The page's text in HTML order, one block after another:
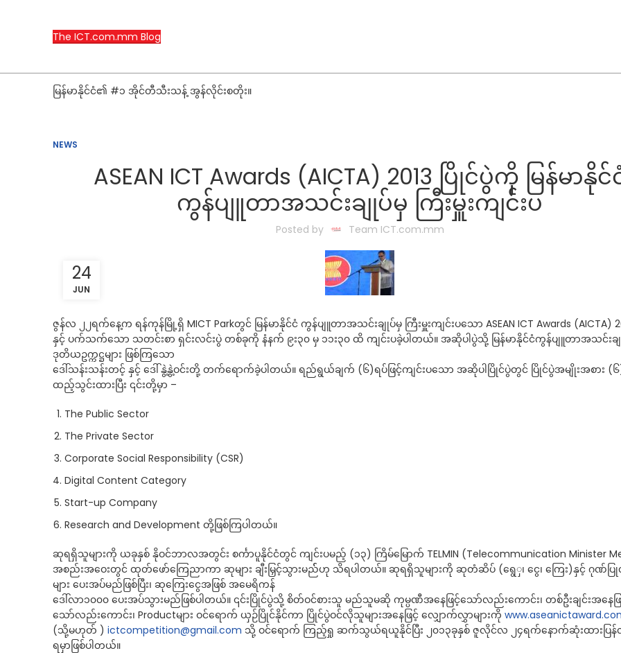
The ICT.com.mm Blog
မြန်မာနိုင်ငံ၏ #၁ အိုင်တီသီးသန့် အွန်လိုင်းစတိုး။
NEWS
ASEAN ICT Awards (AICTA) 2013 ပြိုင်ပွဲကို မြန်မာနိုင်
ကွန်ပျူတာအသင်းချုပ်မှ ကြီးမှူးကျင်းပ
Posted by Team ICT.com.mm
24
JUN
ဇွန်လ ၂၂ရက်နေ့က ရန်ကုန်မြို့ရှိ MICT Parkတွင် မြန်မာနိုင်ငံ ကွန်ပျူတာအသင်းချုပ်မှ ကြီးမှူးကျင်းပသော ASEAN ICT Awards (AICTA)
နှင့် ပက်သက်သော သတင်းစာ ရှင်းလင်းပွဲ တစ်ခုကို နံနက် ၉း၃၀ မှ ၁၁း၃၀ ထိ ကျင်းပခဲ့ပါတယ်။ အဆိုပါပွဲသို့ မြန်မာနိုင်ငံကွန်ပျူတာအသင်းခ
ဒုတိယဥက္ကဋ္ဌများ ဖြစ်ကြသော
ဒေါ်သန်းသန်းတင့် နှင့် ဒေါ်နွဲ့နွဲ့ဝင်းတို့ တက်ရောက်ခဲ့ပါတယ်။ ရည်ရွယ်ချက် (၆)ရပ်ဖြင့်ကျင်းပသော အဆိုပါပြိုင်ပွဲတွင် ပြိုင်ပွဲအမျိုးအစား (၆
ထည့်သွင်းထားပြီး ၎င်းတို့မှာ –
The Public Sector
The Private Sector
Corporate Social Responsibility (CSR)
Digital Content Category
Start-up Company
Research and Development တို့ဖြစ်ကြပါတယ်။
ဆုရရှိသူများကို ယခုနှစ် နိုဝင်ဘာလအတွင်း စင်္ကာပူနိုင်ငံတွင် ကျင်းပမည့် (၁၃) ကြိမ်မြောက် TELMIN (Telecommunication Minister
အစည်းအဝေးတွင် ထုတ်ဖော်ကြေညာကာ ဆုများ ချီးမြှင့်သွားမည််ဟု သိရပါတယ်။ ဆုရရှိသူများကို ဆုတံဆိပ် (ရွေှ၊ ငွေ၊ ကြေး)နှင့် ဂုဏ်
များ ပေးအပ်မည်ဖြစ်ပြီး၊ ဆုကြေးငွေအဖြစ် အမေရိကန်
ဒေါ်လာ၁၀၀၀ ပေးအပ်သွားမည်ဖြစ်ပါတယ်။ ၎င်းပြိုင်ပွဲသို့ စိတ်ဝင်စားသူ မည်သူမဆို ကုမ္ပဏီအနေဖြင့်သော်လည်းကောင်း၊ တစ်ဦးချင်းအနေဖ
သော်လည်းကောင်း၊ Productများ ဝင်ရောက် ယှဉ်ပြိုင်နိုင်ကာ ပြိုင်ပွဲဝင်လိုသူများအနေဖြင့် လျှောက်လွှာများကို
(သို့မဟုတ် ) ictcompetition@gmail.com သို့ ဝင်ရောက် ကြည့်ရှု ဆက်သွယ်ရယူနိုင်ပြီး ၂၀၁၃ခုနှစ် ဇူလိုင်လ ၂၄ရက်နောက်ဆုံးထားပြ
ရမှာဖြစ်ပါတယ်။